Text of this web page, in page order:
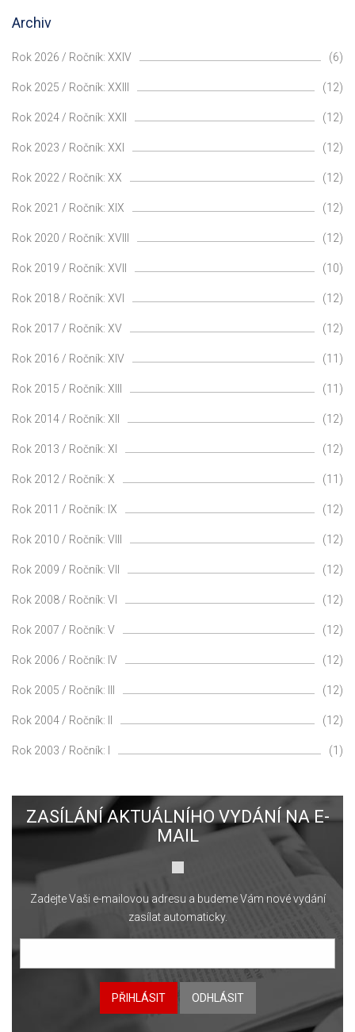
Archiv
Rok 2026 / Ročník: XXIV (6)
Rok 2025 / Ročník: XXIII (12)
Rok 2024 / Ročník: XXII (12)
Rok 2023 / Ročník: XXI (12)
Rok 2022 / Ročník: XX (12)
Rok 2021 / Ročník: XIX (12)
Rok 2020 / Ročník: XVIII (12)
Rok 2019 / Ročník: XVII (10)
Rok 2018 / Ročník: XVI (12)
Rok 2017 / Ročník: XV (12)
Rok 2016 / Ročník: XIV (11)
Rok 2015 / Ročník: XIII (11)
Rok 2014 / Ročník: XII (12)
Rok 2013 / Ročník: XI (12)
Rok 2012 / Ročník: X (11)
Rok 2011 / Ročník: IX (12)
Rok 2010 / Ročník: VIII (12)
Rok 2009 / Ročník: VII (12)
Rok 2008 / Ročník: VI (12)
Rok 2007 / Ročník: V (12)
Rok 2006 / Ročník: IV (12)
Rok 2005 / Ročník: III (12)
Rok 2004 / Ročník: II (12)
Rok 2003 / Ročník: I (1)
ZASÍLÁNÍ AKTUÁLNÍHO VYDÁNÍ NA E-
MAIL
Zadejte Vaši e-mailovou adresu a budeme Vám nové vydání
zasílat automaticky.
PŘIHLÁSIT ODHLÁSIT